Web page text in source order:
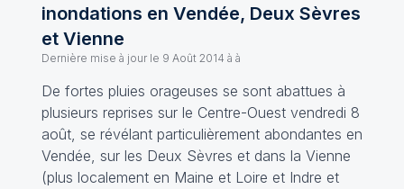
inondations en Vendée, Deux Sèvres
et Vienne
Dernière mise à jour le 9 Août 2014 à à
De fortes pluies orageuses se sont abattues à
plusieurs reprises sur le Centre-Ouest vendredi 8
août, se révélant particulièrement abondantes en
Vendée, sur les Deux Sèvres et dans la Vienne
(plus localement en Maine et Loire et Indre et